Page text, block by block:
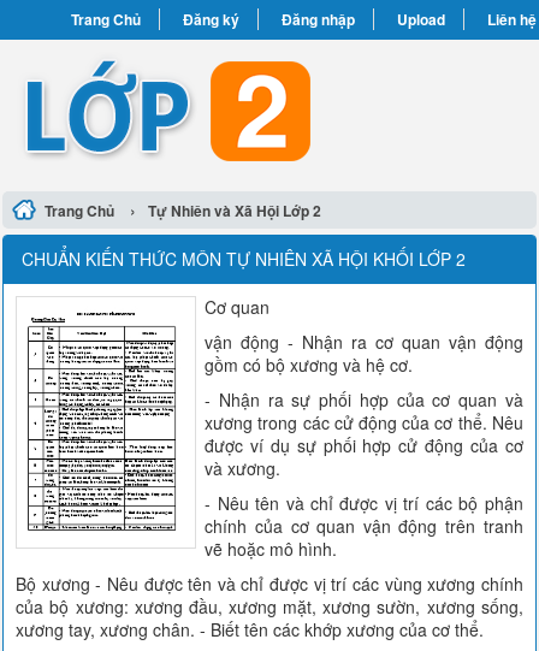
Trang Chủ Đăng ký Đăng nhập Upload Liên hệ
Trang Chủ › Tự Nhiên và Xã Hội Lớp 2
CHUẨN KIẾN THỨC MÔN TỰ NHIÊN XÃ HỘI KHỐI LỚP 2
Cơ quan
vận động - Nhận ra cơ quan vận động
gồm có bộ xương và hệ cơ.
- Nhận ra sự phối hợp của cơ quan và
xương trong các cử động của cơ thể. Nêu
được ví dụ sự phối hợp cử động của cơ
và xương.
- Nêu tên và chỉ được vị trí các bộ phận
chính của cơ quan vận động trên tranh
vẽ hoặc mô hình.
Bộ xương - Nêu được tên và chỉ được vị trí các vùng xương chính
của bộ xương: xương đầu, xương mặt, xương sườn, xương sống,
xương tay, xương chân. - Biết tên các khớp xương của cơ thể.